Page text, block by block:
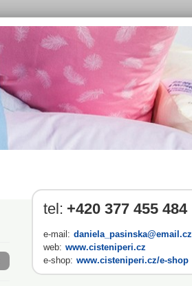
tel: +420 377 455 484
e-mail: daniela_pasinska@email.cz
web: www.cisteniperi.cz
e-shop: www.cisteniperi.cz/e-shop